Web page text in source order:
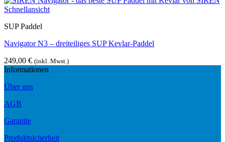
Schnellansicht
SUP Paddel
Navigator N3 – dreiteiliges SUP Kevlar-Paddel
249,00 € (inkl. Mwst.)
Informationen
Über uns
AGB
Garantie
Produktsicherheit